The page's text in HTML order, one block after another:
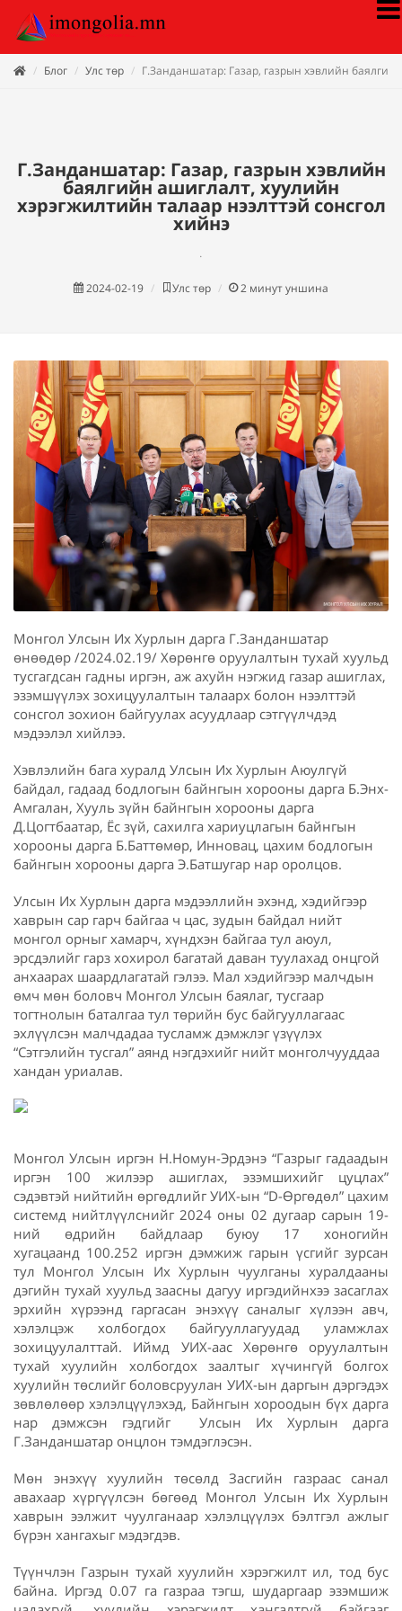
Блог Улс төр Г.Занданшатар: Газар, газрын хэвлийн
Г.Занданшатар: Газар, газрын хэвлийн
баялгийн ашиглалт, хуулийн
хэрэгжилтийн талаар нээлттэй сонсгол
хийнэ
.
2024-02-19 Улс төр 2 минут уншина
Монгол Улсын Их Хурлын дарга Г.Занданшатар
өнөөдөр /2024.02.19/ Хөрөнгө оруулалтын тухай хуульд
тусгагдсан гадны иргэн, аж ахуйн нэгжид газар ашиглах,
эзэмшүүлэх зохицуулалтын талаарх болон нээлттэй
сонсгол зохион байгуулах асуудлаар сэтгүүлчдэд
мэдээлэл хийлээ.
Хэвлэлийн бага хуралд Улсын Их Хурлын Аюулгүй
байдал, гадаад бодлогын байнгын хорооны дарга Б.Энх-
Амгалан, Хууль зүйн байнгын хорооны дарга
Д.Цогтбаатар, Ёс зүй, сахилга хариуцлагын байнгын
хорооны дарга Б.Баттөмөр, Инновац, цахим бодлогын
байнгын хорооны дарга Э.Батшугар нар оролцов.
Улсын Их Хурлын дарга мэдээллийн эхэнд, хэдийгээр
хаврын сар гарч байгаа ч цас, зудын байдал нийт
монгол орныг хамарч, хүндхэн байгаа тул аюул,
эрсдэлийг гарз хохирол багатай даван туулахад онцгой
анхаарах шаардлагатай гэлээ. Мал хэдийгээр малчдын
өмч мөн боловч Монгол Улсын баялаг, тусгаар
тогтнолын баталгаа тул төрийн бус байгууллагаас
эхлүүлсэн малчдадаа тусламж дэмжлэг үзүүлэх
“Сэтгэлийн тусгал” аянд нэгдэхийг нийт монголчууддаа
хандан уриалав.
Монгол Улсын иргэн Н.Номун-Эрдэнэ “Газрыг гадаадын
иргэн 100 жилээр ашиглах, эзэмшихийг цуцлах”
сэдэвтэй нийтийн өргөдлийг УИХ-ын “D-Өргөдөл” цахим
системд нийтлүүлснийг 2024 оны 02 дугаар сарын 19-
ний өдрийн байдлаар буюу 17 хоногийн
хугацаанд 100.252 иргэн дэмжиж гарын үсгийг зурсан
тул Монгол Улсын Их Хурлын чуулганы хуралдааны
дэгийн тухай хуульд заасны дагуу иргэдийнхээ засаглах
эрхийн хүрээнд гаргасан энэхүү саналыг хүлээн авч,
хэлэлцэж холбогдох байгууллагуудад уламжлах
зохицуулалттай. Иймд УИХ-аас Хөрөнгө оруулалтын
тухай хуулийн холбогдох заалтыг хүчингүй болгох
хуулийн төслийг боловсруулан УИХ-ын даргын дэргэдэх
зөвлөлөөр хэлэлцүүлэхэд, Байнгын хороодын бүх дарга
нар дэмжсэн гэдгийг Улсын Их Хурлын дарга
Г.Занданшатар онцлон тэмдэглэсэн.
Мөн энэхүү хуулийн төсөлд Засгийн газраас санал
авахаар хүргүүлсэн бөгөөд Монгол Улсын Их Хурлын
хаврын ээлжит чуулганаар хэлэлцүүлэх бэлтгэл ажлыг
бүрэн хангахыг мэдэгдэв.
Түүнчлэн Газрын тухай хуулийн хэрэгжилт ил, тод бус
байна. Иргэд 0.07 га газраа тэгш, шударгаар эзэмшиж